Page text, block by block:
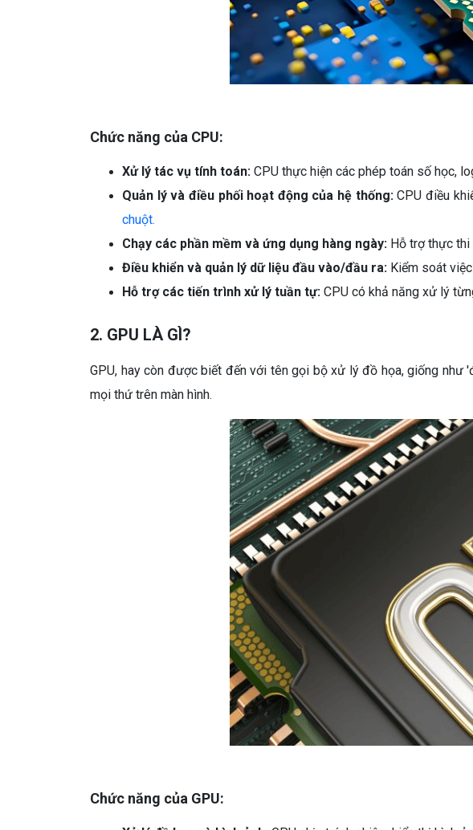
Chức năng của CPU:
Xử lý tác vụ tính toán: CPU thực hiện các phép toán số học,
Quản lý và điều phối hoạt động của hệ thống:CPU điều
chuột.
Chạy các phần mềm và ứng dụng hàng ngày: Hỗ trợ thực
Điều khiển và quản lý dữ liệu đầu vào/đầu ra: Kiểm soát
Hỗ trợ các tiến trình xử lý tuần tự: CPU có khả năng xử lý
2. GPU LÀ GÌ?
GPU, hay còn được biết đến với tên gọi bộ xử lý đồ họa, giống như
mọi thứ trên màn hình.
Chức năng của GPU: